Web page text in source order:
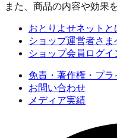
また、商品の内容や効果
おとりよせネットと
ショップ運営者さま
ショップ会員ログイ
免責・著作権・プ
お問い合わせ
メディア実績